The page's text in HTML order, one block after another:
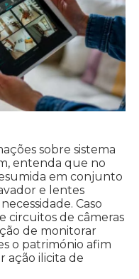
sobre sistema
entenda que no
em conjunto
e lentes
Caso
circuitos de câmeras
de monitorar
o património afim
ação ilicita de